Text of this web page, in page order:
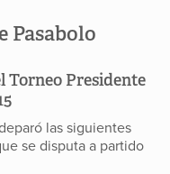
Pasabolo
Torneo Presidente
las siguientes
se disputa a partido